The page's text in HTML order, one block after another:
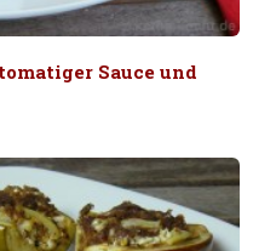
Sauce und